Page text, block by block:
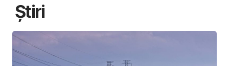
Știri